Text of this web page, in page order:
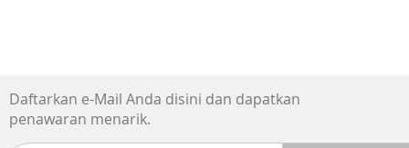
Memori
Daftarkan e-Mail Anda disini dan dapatkan
penawaran menarik.